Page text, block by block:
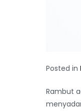
Posted in
Rambut